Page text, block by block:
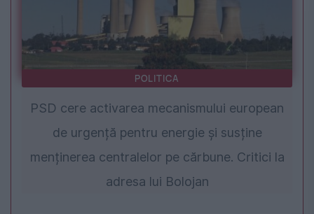
POLITICA
PSD cere activarea mecanismului european
de urgență pentru energie și susține
menținerea centralelor pe cărbune. Critici la
adresa lui Bolojan